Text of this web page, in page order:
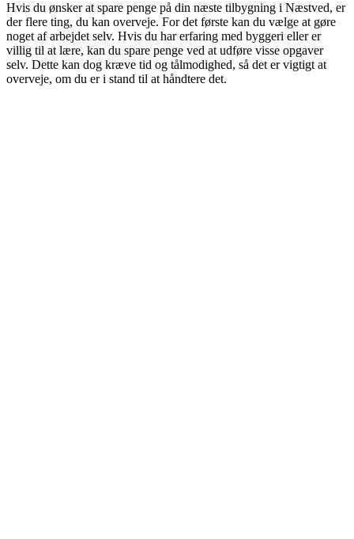
Hvis du ønsker at spare penge på din næste tilbygning i Næstved, er
der flere ting, du kan overveje. For det første kan du vælge at gøre
noget af arbejdet selv. Hvis du har erfaring med byggeri eller er
villig til at lære, kan du spare penge ved at udføre visse opgaver
selv. Dette kan dog kræve tid og tålmodighed, så det er vigtigt at
overveje, om du er i stand til at håndtere det.